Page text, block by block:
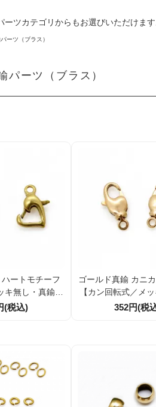
ーツカテゴリからもお選びいただけます
ーツ（ブラス）
パーツ（ブラス）
ートモチーフ
無し・真鍮地
1個／10個セッ
(税込)
ゴールド真鍮 カニ
【カン回転式／メッ
鍮地金】約12mm
352円(税